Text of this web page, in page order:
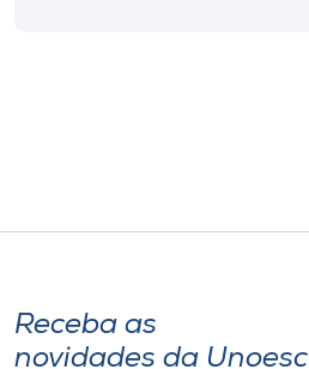
o idioma
Receba as
novidades da Unoesc